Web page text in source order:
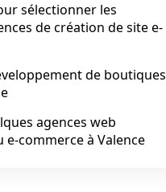
sélectionner les
de création de site e-
de boutiques
agences web
e-commerce à Valence